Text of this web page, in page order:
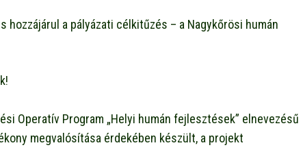
hozzájárul a pályázati célkitűzés – a Nagykőrösi humán
Operatív Program „Helyi humán fejlesztések” elnevezésű
megvalósítása érdekében készült, a projekt